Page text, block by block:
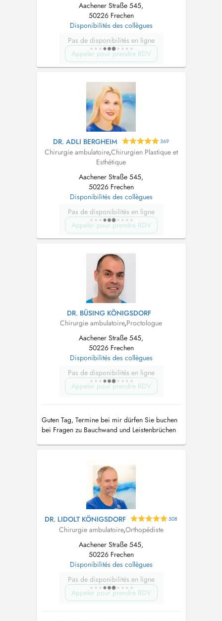
Aachener Straße 545,
50226 Frechen
Disponibilités des collègues
Pas de disponibilités en ligne
Appeler pour prendre RDV
DR. ADLI BERGHEIM 369
Chirurgie ambulatoire,Chirurgien Plastique et
Esthétique
Aachener Straße 545,
50226 Frechen
Disponibilités des collègues
Pas de disponibilités en ligne
Appeler pour prendre RDV
DR. BÜSING KÖNIGSDORF
Chirurgie ambulatoire,Proctologue
Aachener Straße 545,
50226 Frechen
Disponibilités des collègues
Pas de disponibilités en ligne
Appeler pour prendre RDV
Guten Tag, Termine bei mir dürfen Sie buchen
bei Fragen zu Bauchwand und Leistenbrüchen
DR. LIDOLT KÖNIGSDORF 508
Chirurgie ambulatoire,Orthopédiste
Aachener Straße 545,
50226 Frechen
Disponibilités des collègues
Pas de disponibilités en ligne
Appeler pour prendre RDV